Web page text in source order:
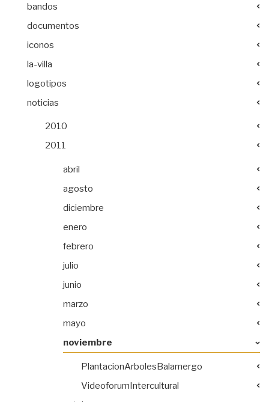
bandos
documentos
iconos
la-villa
logotipos
noticias
2010
2011
abril
agosto
diciembre
enero
febrero
julio
junio
marzo
mayo
noviembre
PlantacionArbolesBalamergo
VideoforumIntercultural